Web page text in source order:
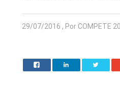
29/07/2016 , Por COMPETE